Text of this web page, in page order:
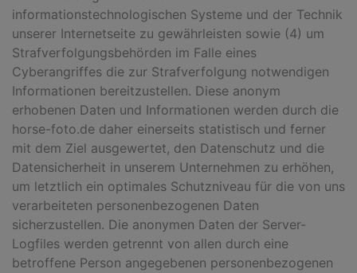
informationstechnologischen Systeme und der Technik
unserer Internetseite zu gewährleisten sowie (4) um
Strafverfolgungsbehörden im Falle eines
Cyberangriffes die zur Strafverfolgung notwendigen
Informationen bereitzustellen. Diese anonym
erhobenen Daten und Informationen werden durch die
horse-foto.de daher einerseits statistisch und ferner
mit dem Ziel ausgewertet, den Datenschutz und die
Datensicherheit in unserem Unternehmen zu erhöhen,
um letztlich ein optimales Schutzniveau für die von uns
verarbeiteten personenbezogenen Daten
sicherzustellen. Die anonymen Daten der Server-
Logfiles werden getrennt von allen durch eine
betroffene Person angegebenen personenbezogenen